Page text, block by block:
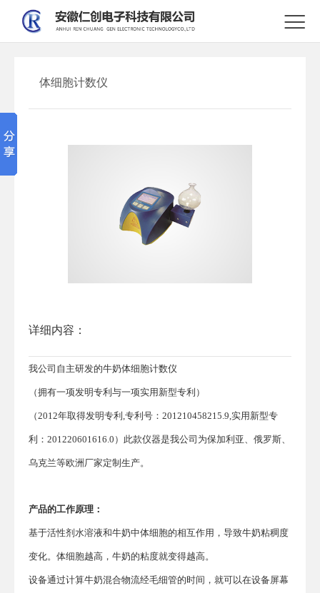

体细胞计数仪
详细内容：
我公司自主研发的牛奶体细胞计数仪
（拥有一项发明专利与一项实用新型专利 ）
（2012年取得发明专利,专利号：201210458215.9,实用新型专
利：201220601616.0）此款仪器是我公司为保加利亚、俄罗斯、
乌克兰等欧洲厂家定制生产。
产品的工作原理：
基于活性剂水溶液和牛奶中体细胞的相互作用，导致牛奶粘稠度
变化。体细胞越高，牛奶的粘度就变得越高。
设备通过计算牛奶混合物流经毛细管的时间，就可以在设备屏幕